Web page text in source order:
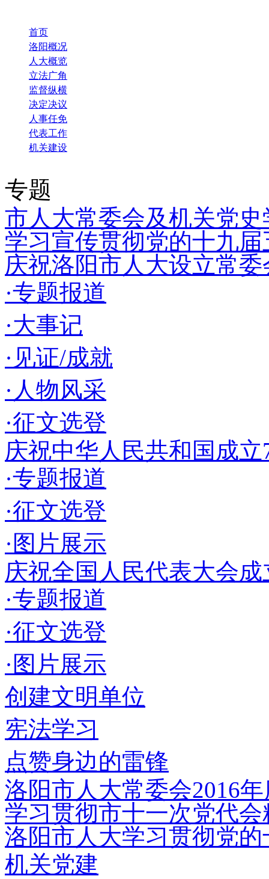
首页
洛阳概况
人大概览
立法广角
监督纵横
决定决议
人事任免
代表工作
机关建设
专题
市人大常委会及机关党
学习宣传贯彻党的十九
庆祝洛阳市人大设立常委
·专题报道
·大事记
·见证/成就
·人物风采
·征文选登
庆祝中华人民共和国成立
·专题报道
·征文选登
·图片展示
庆祝全国人民代表大会成
·专题报道
·征文选登
·图片展示
创建文明单位
宪法学习
点赞身边的雷锋
洛阳市人大常委会2016
学习贯彻市十一次党代会
洛阳市人大学习贯彻党
机关党建